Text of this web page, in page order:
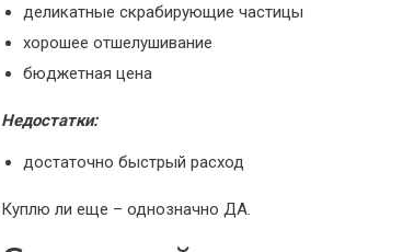
деликатные скрабирующие частицы
хорошее отшелушивание
бюджетная цена
Недостатки:
достаточно быстрый расход
Куплю ли еще – однозначно ДА.